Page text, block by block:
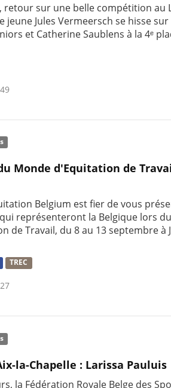
retour sur une belle compétition au
jeune Jules Vermeersch se hisse
et Catherine Saublens à la 4ᵉ
Monde d'Equitation de
Belgium est fier de vous
représenteront la Belgique lors
de Travail, du 8 au 13 septembre à
TREC
la-Chapelle : Larissa Pauluis
la Fédération Royale Belge des